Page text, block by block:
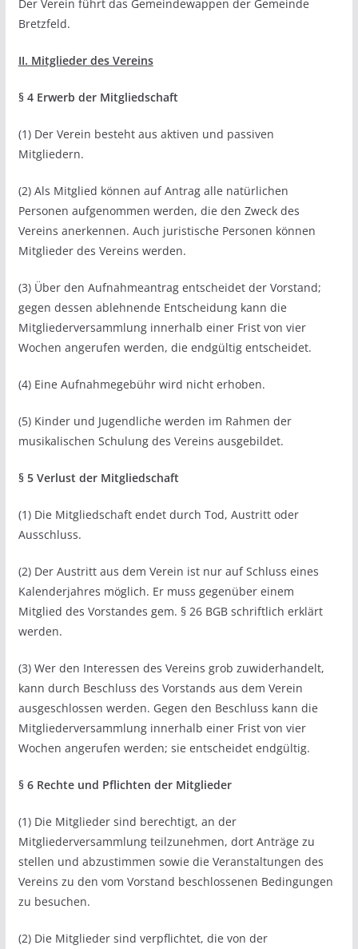
Der Verein führt das Gemeindewappen der Gemeinde
Bretzfeld.
II. Mitglieder des Vereins
§ 4 Erwerb der Mitgliedschaft
(1) Der Verein besteht aus aktiven und passiven
Mitgliedern.
(2) Als Mitglied können auf Antrag alle natürlichen
Personen aufgenommen werden, die den Zweck des
Vereins anerkennen. Auch juristische Personen können
Mitglieder des Vereins werden.
(3) Über den Aufnahmeantrag entscheidet der Vorstand;
gegen dessen ablehnende Entscheidung kann die
Mitgliederversammlung innerhalb einer Frist von vier
Wochen angerufen werden, die endgültig entscheidet.
(4) Eine Aufnahmegebühr wird nicht erhoben.
(5) Kinder und Jugendliche werden im Rahmen der
musikalischen Schulung des Vereins ausgebildet.
§ 5 Verlust der Mitgliedschaft
(1) Die Mitgliedschaft endet durch Tod, Austritt oder
Ausschluss.
(2) Der Austritt aus dem Verein ist nur auf Schluss eines
Kalenderjahres möglich. Er muss gegenüber einem
Mitglied des Vorstandes gem. § 26 BGB schriftlich erklärt
werden.
(3) Wer den Interessen des Vereins grob zuwiderhandelt,
kann durch Beschluss des Vorstands aus dem Verein
ausgeschlossen werden. Gegen den Beschluss kann die
Mitgliederversammlung innerhalb einer Frist von vier
Wochen angerufen werden; sie entscheidet endgültig.
§ 6 Rechte und Pflichten der Mitglieder
(1) Die Mitglieder sind berechtigt, an der
Mitgliederversammlung teilzunehmen, dort Anträge zu
stellen und abzustimmen sowie die Veranstaltungen des
Vereins zu den vom Vorstand beschlossenen Bedingungen
zu besuchen.
(2) Die Mitglieder sind verpflichtet, die von der